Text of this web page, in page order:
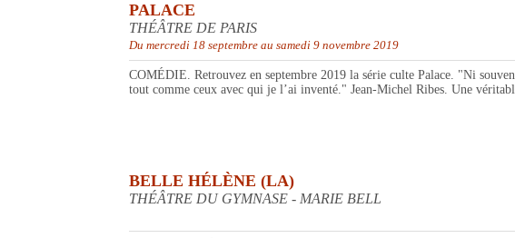
PALACE
THÉÂTRE DE PARIS
Du mercredi 18 septembre au samedi 9 novembre 2019
COMÉDIE. Retrouvez en septembre 2019 la série culte Palace. "Ni
tout comme ceux avec qui je l’ai inventé." Jean-Michel Ribes. Une
BELLE HÉLÈNE (LA)
THÉÂTRE DU GYMNASE - MARIE BELL